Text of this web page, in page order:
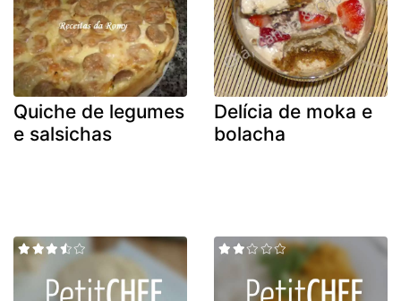
Quiche de legumes
e salsichas
Delícia de moka e
bolacha